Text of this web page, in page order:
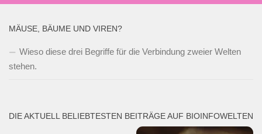
MÄUSE, BÄUME UND VIREN?
Wieso diese drei Begriffe für die Verbindung zweier Welten
stehen.
DIE AKTUELL BELIEBTESTEN BEITRÄGE AUF BIOINFOWELTEN